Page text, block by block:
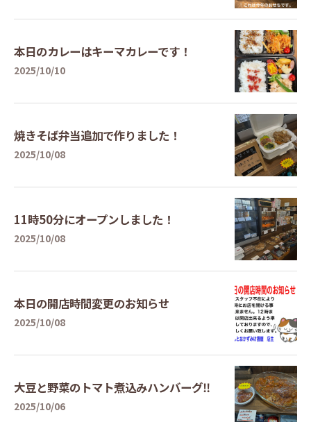
本日のカレーはキーマカレーです！
2025/10/10
焼きそば弁当追加で作りました！
2025/10/08
11時50分にオープンしました！
2025/10/08
本日の開店時間変更のお知らせ
2025/10/08
大豆と野菜のトマト煮込みハンバーグ‼️
2025/10/06